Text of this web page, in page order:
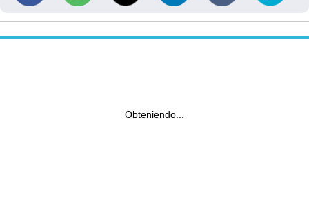
Obteniendo...